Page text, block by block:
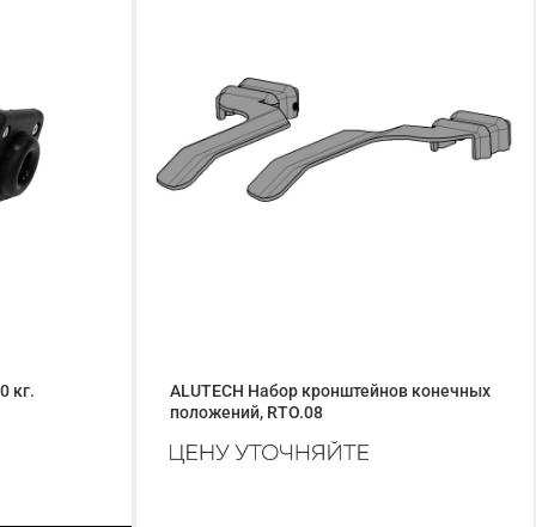
кг.
ALUTECH Набор кронштейнов конечных
положений, RTO.08